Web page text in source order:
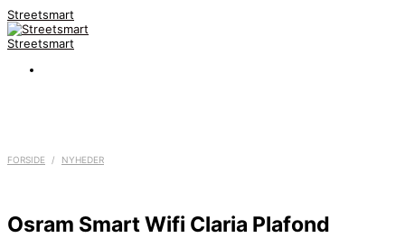
Streetsmart
Streetsmart
FORSIDE / NYHEDER
Osram Smart Wifi Claria Plafond